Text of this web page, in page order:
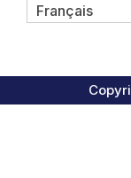
Français